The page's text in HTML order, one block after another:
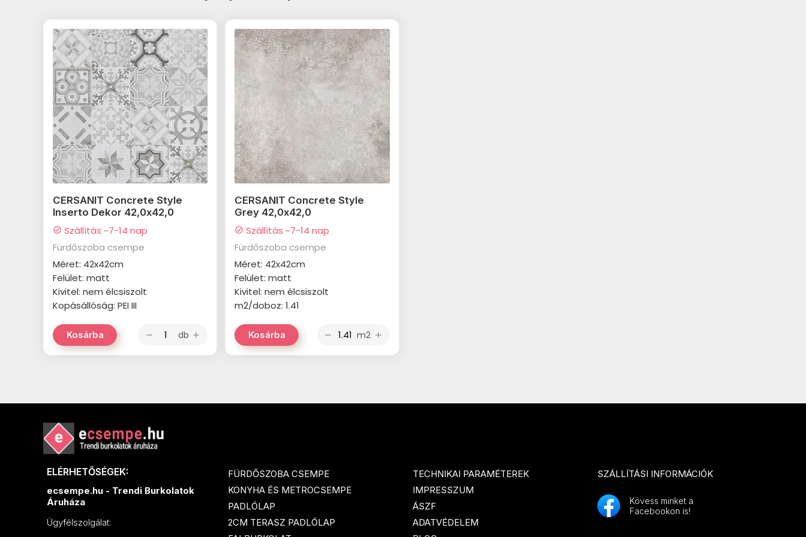
CERSANIT Concrete Style
Inserto Dekor 42,0x42,0
check_circle Szállítás ~7-14 nap
Fürdőszoba csempe
Méret: 42x42cm
Felület: matt
Kivitel: nem élcsiszolt
Kopásállóság: PEI III
Kosárba remove db add
CERSANIT Concrete Style
Grey 42,0x42,0
check_circle Szállítás ~7-14 nap
Fürdőszoba csempe
Méret: 42x42cm
Felület: matt
Kivitel: nem élcsiszolt
m2/doboz: 1.41
Kosárba remove m2 add
ELÉRHETŐSÉGEK:
ecsempe.hu - Trendi Burkolatok
Áruháza
Ügyfélszolgálat:
FÜRDŐSZOBA CSEMPE
KONYHA ÉS METROCSEMPE
PADLÓLAP
2CM TERASZ PADLÓLAP
TECHNIKAI PARAMÉTEREK
IMPRESSZUM
ÁSZF
ADATVÉDELEM
SZÁLLÍTÁSI INFORMÁCIÓK
Kövess minket a
Facebookon is!